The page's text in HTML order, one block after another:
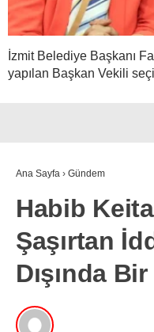
İzmit Belediye Başkanı
yapılan Başkan Vekili
Ana Sayfa › Gündem
Habib
Şaşırtan
Dışında